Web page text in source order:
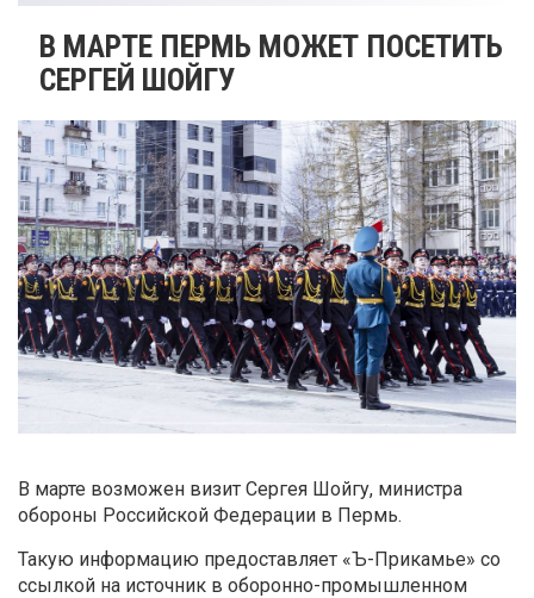
В МАРТЕ ПЕРМЬ МОЖЕТ ПОСЕТИТЬ
СЕРГЕЙ ШОЙГУ
В марте возможен визит Сергея Шойгу, министра
обороны Российской Федерации в Пермь.
Такую информацию предоставляет «Ъ-Прикамье» со
ссылкой на источник в оборонно-промышленном